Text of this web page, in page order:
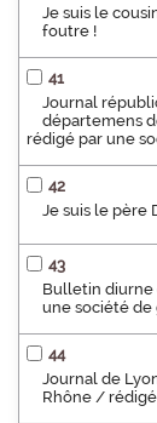
Je suis le
foutre !
41
Journal
départemens
rédigé par une
42
Je suis le père
43
Bulletin
une société
44
Journal de
Rhône /